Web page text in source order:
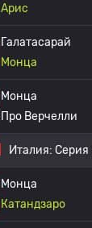
Арис
Галатасарай
Монца
Монца
Про Верчелли
Италия: Серия
Монца
Катандзаро